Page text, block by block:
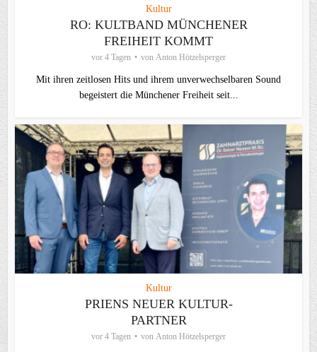
Kultur
RO: KULTBAND MÜNCHENER
FREIHEIT KOMMT
vor 4 Tagen von Anton Hötzelsperger
Mit ihren zeitlosen Hits und ihrem unverwechselbaren Sound
begeistert die Münchener Freiheit seit...
Kultur
PRIENS NEUER KULTUR-
PARTNER
vor 4 Tagen von Anton Hötzelsperger